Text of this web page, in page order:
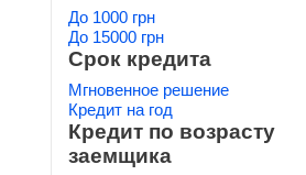
До 1000 грн
До 15000 грн
Срок кредита
Мгновенное решение
Кредит на год
Кредит по возрасту
заемщика